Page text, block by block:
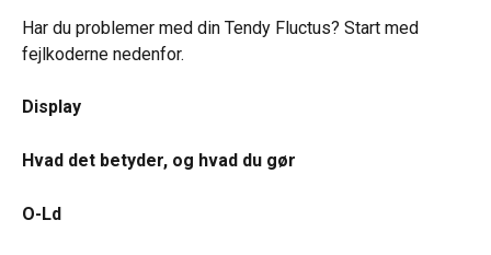
Har du problemer med din Tendy Fluctus? Start med
fejlkoderne nedenfor.
Display
Hvad det betyder, og hvad du gør
O-Ld